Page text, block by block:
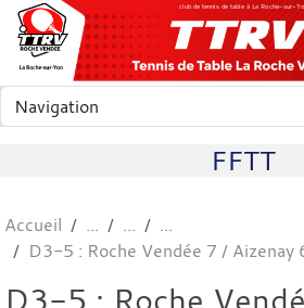
club de tennis de table à La Roche-sur-
FFTT
Accueil
D3-5 : Roche Vendée 7 / Aizenay
D3-5 : Roche
Panneau de gestion des cookies